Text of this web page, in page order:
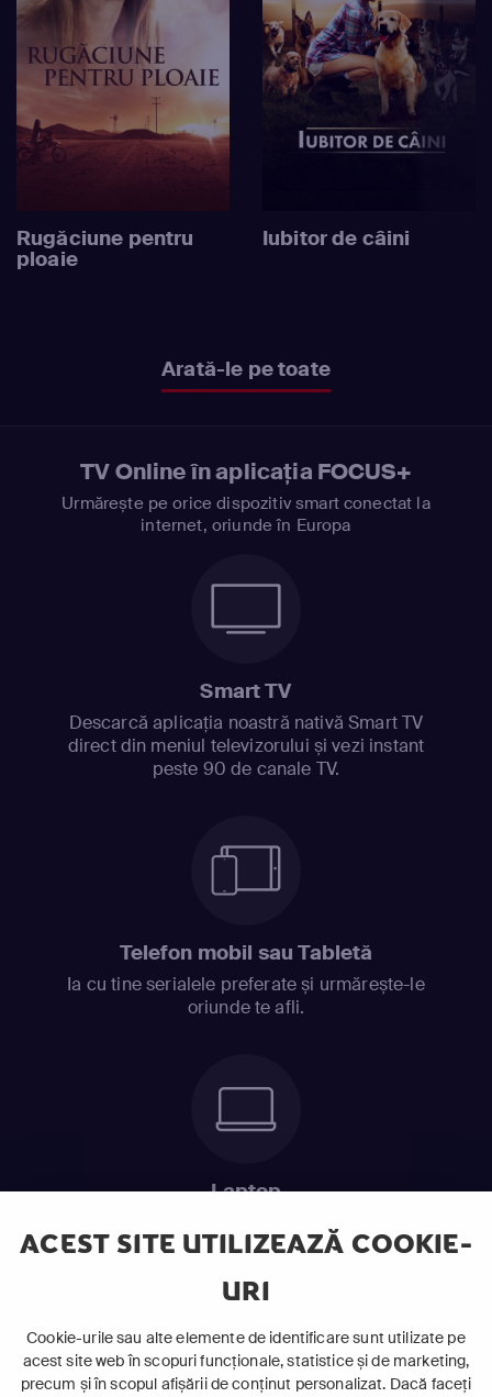
ACEST SITE UTILIZEAZĂ COOKIE-
URI
Cookie-urile sau alte elemente de identificare sunt utilizate pe
acest site web în scopuri funcționale, statistice și de marketing,
precum și în scopul afișării de conținut personalizat. Dacă faceți
Rugăciune pentru
ploaie
Iubitor de câini
Arată-le pe toate
TV Online în aplicația FOCUS+
Urmărește pe orice dispozitiv smart conectat la
internet, oriunde în Europa
Smart TV
Descarcă aplicația noastră nativă Smart TV
direct din meniul televizorului și vezi instant
peste 90 de canale TV.
Telefon mobil sau Tabletă
Ia cu tine serialele preferate și urmărește-le
oriunde te afli.
Laptop
ABONEAZĂ-TE ACUM
Cerințe de sistem